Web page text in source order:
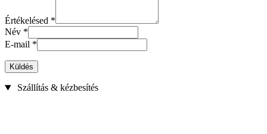
Értékelésed *
Név *
E-mail *
Küldés
Szállítás & kézbesítés